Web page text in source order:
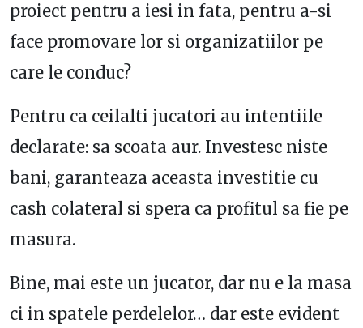
proiect pentru a iesi in fata, pentru a-si
face promovare lor si organizatiilor pe
care le conduc?
Pentru ca ceilalti jucatori au intentiile
declarate: sa scoata aur. Investesc niste
bani, garanteaza aceasta investitie cu
cash colateral si spera ca profitul sa fie pe
masura.
Bine, mai este un jucator, dar nu e la masa
ci in spatele perdelelor… dar este evident